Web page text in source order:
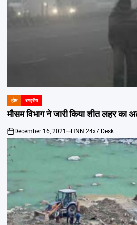
POSTED
IN
होम राष्ट्रीय
मौसम विभाग ने जारी किया शीत लहर का
on
December 16, 2021 HNN 24x7 Desk